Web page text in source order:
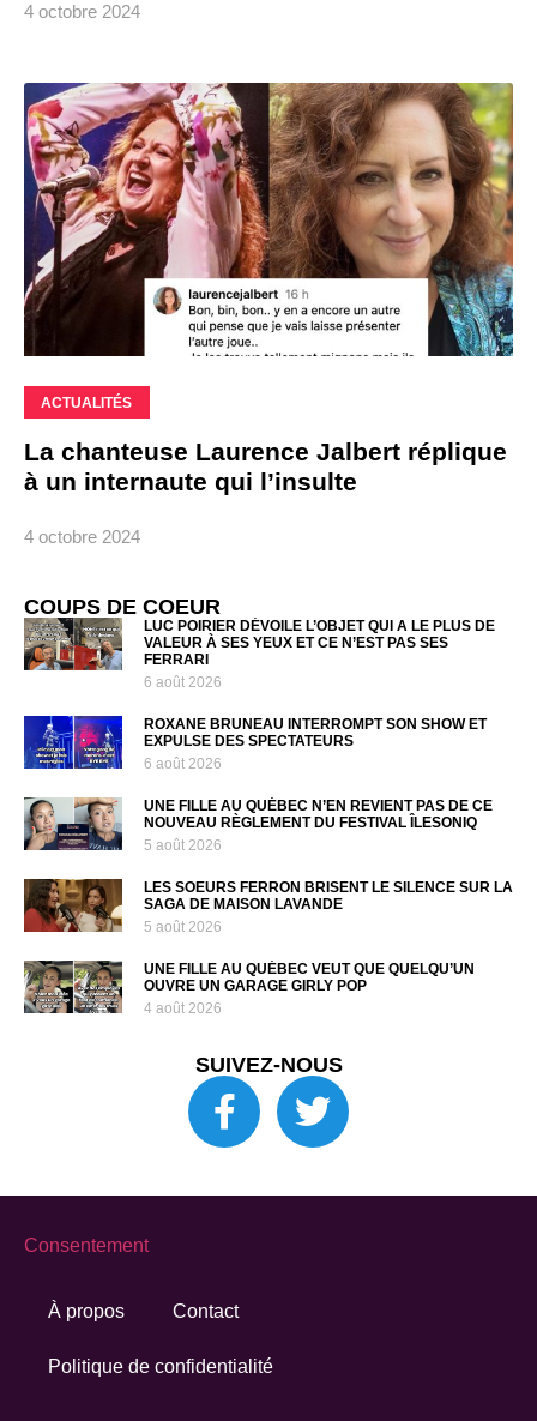
4 octobre 2024
ACTUALITÉS
La chanteuse Laurence Jalbert réplique
à un internaute qui l’insulte
4 octobre 2024
COUPS DE COEUR
LUC POIRIER DÉVOILE L’OBJET QUI A LE PLUS DE
VALEUR À SES YEUX ET CE N’EST PAS SES
FERRARI
6 août 2026
ROXANE BRUNEAU INTERROMPT SON SHOW ET
EXPULSE DES SPECTATEURS
6 août 2026
UNE FILLE AU QUÉBEC N’EN REVIENT PAS DE CE
NOUVEAU RÈGLEMENT DU FESTIVAL ÎLESONIQ
5 août 2026
LES SOEURS FERRON BRISENT LE SILENCE SUR LA
SAGA DE MAISON LAVANDE
5 août 2026
UNE FILLE AU QUÉBEC VEUT QUE QUELQU’UN
OUVRE UN GARAGE GIRLY POP
4 août 2026
SUIVEZ-NOUS
À propos Contact
Politique de confidentialité
Consentement